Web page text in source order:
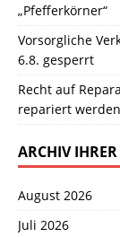
„Pfefferkörner“
Vorsorgliche
6.8. gesperrt
Recht auf
repariert werden
ARCHIV
August 2026
Juli 2026